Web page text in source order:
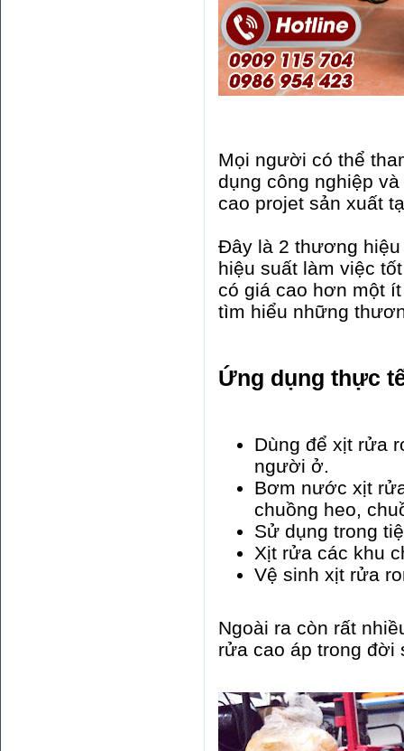
Mọi người có thể
dụng công nghiệp
cao projet sản xuất
Đây là 2 thương
hiệu suất làm việc
có giá cao hơn một
tìm hiểu những
Ứng dụng thực
Dùng để xịt rửa
người ở.
Bơm nước xịt
chuồng heo,
Sử dụng trong
Xịt rửa các khu
Vệ sinh xịt rửa
Ngoài ra còn rất
rửa cao áp trong đời